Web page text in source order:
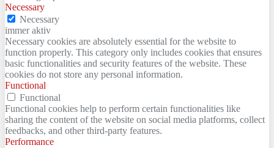
Necessary
Necessary
immer aktiv
Necessary cookies are absolutely essential for the website to
function properly. This category only includes cookies that ensures
basic functionalities and security features of the website. These
cookies do not store any personal information.
Functional
Functional
Functional cookies help to perform certain functionalities like
sharing the content of the website on social media platforms, collect
feedbacks, and other third-party features.
Performance